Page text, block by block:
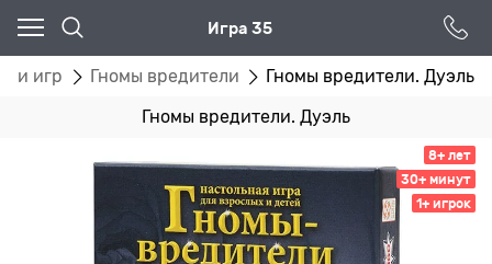
Игра 35
игр Гномы вредители Гномы вредители. Дуэль
Гномы вредители. Дуэль
8+ лет
30+ минут
1+ игрок